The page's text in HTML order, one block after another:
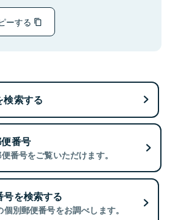
ーする
検索する
番号
番号をご覧いただけます。
を検索する
別郵便番号をお調べします。